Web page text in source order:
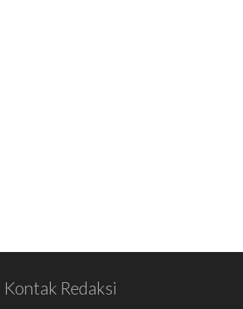
Kontak Redaksi